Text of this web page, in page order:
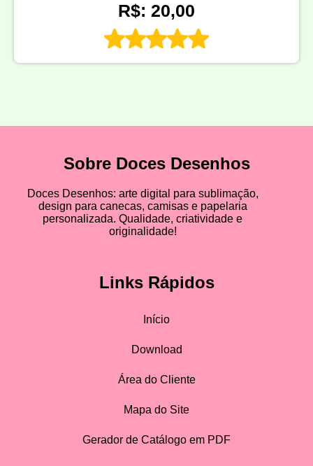
R$: 20,00
Sobre Doces Desenhos
Doces Desenhos: arte digital para sublimação,
design para canecas, camisas e papelaria
personalizada. Qualidade, criatividade e
originalidade!
Links Rápidos
Início
Download
Área do Cliente
Mapa do Site
Gerador de Catálogo em PDF